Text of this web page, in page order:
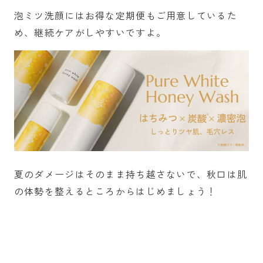
泡ミツ洗顔にはお得な定期便もご用意しているた
め、継続ケアがしやすいですよ。
夏のダメージはそのまま持ち越さないで、秋口は肌
の体勢を整えるところからはじめましょう！